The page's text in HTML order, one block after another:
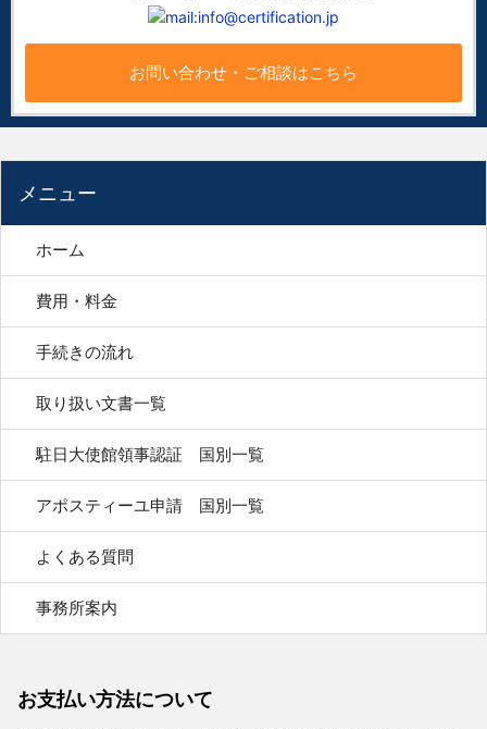
お問い合わせ・ご相談はこちら
メニュー
ホーム
費用・料金
手続きの流れ
取り扱い文書一覧
駐日大使館領事認証 国別一覧
アポスティーユ申請 国別一覧
よくある質問
事務所案内
お支払い方法について